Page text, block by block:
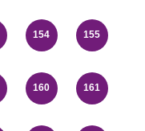
154 155
160 161